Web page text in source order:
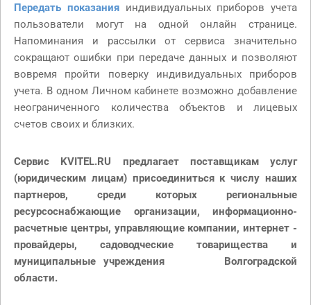
Передать показанияиндивидуальных приборов учета
пользователи могут на одной онлайн странице.
Напоминания и рассылки от сервиса значительно
сокращают ошибки при передаче данных и позволяют
вовремя пройти поверку индивидуальных приборов
учета. В одном Личном кабинете возможно добавление
неограниченного количества объектов и лицевых
счетов своих и близких.
Сервис KVITEL.RU предлагает поставщикам услуг
(юридическим лицам) присоединиться к числу наших
партнеров, среди которых региональные
ресурсоснабжающие организации, информационно-
расчетные центры, управляющие компании, интернет -
провайдеры, садоводческие товарищества и
муниципальные учреждения
Волгоградской
области.